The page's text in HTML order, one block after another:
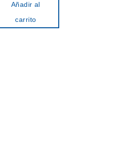
Añadir al
carrito